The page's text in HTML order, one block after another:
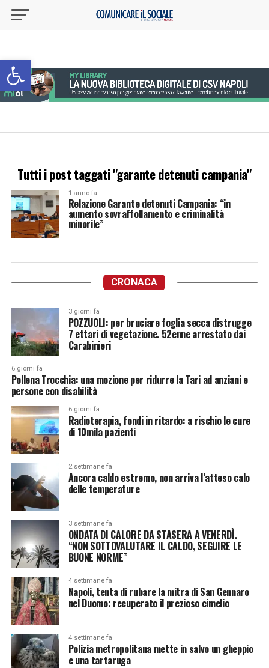
Apri la barra degli strumenti
Tutti i post taggati "garante detenuti campania"
1 anno fa
Relazione Garante detenuti Campania: “in
aumento sovraffollamento e criminalità
minorile”
CRONACA
3 giorni fa
POZZUOLI: per bruciare foglia secca distrugge
7 ettari di vegetazione. 52enne arrestato dai
Carabinieri
6 giorni fa
Pollena Trocchia: una mozione per ridurre la Tari ad anziani e
persone con disabilità
6 giorni fa
Radioterapia, fondi in ritardo: a rischio le cure
di 10mila pazienti
2 settimane fa
Ancora caldo estremo, non arriva l’atteso calo
delle temperature
3 settimane fa
ONDATA DI CALORE DA STASERA A VENERDÌ.
“NON SOTTOVALUTARE IL CALDO, SEGUIRE LE
BUONE NORME”
4 settimane fa
Napoli, tenta di rubare la mitra di San Gennaro
nel Duomo: recuperato il prezioso cimelio
4 settimane fa
Polizia metropolitana mette in salvo un gheppio
e una tartaruga